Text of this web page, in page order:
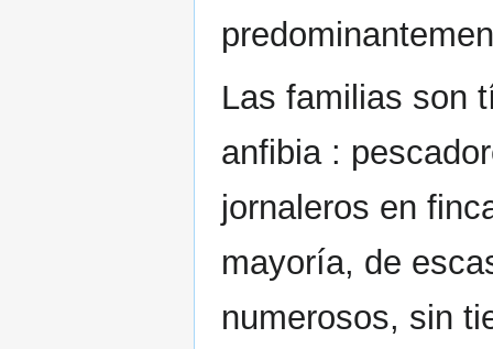
Las familias son
anfibia :
jornaleros en
mayoría, de
numerosos, sin